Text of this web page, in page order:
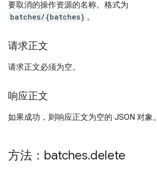
要取消的操作资源的名称。格式为
batches/{batches} 。
请求正文
请求正文必须为空。
响应正文
如果成功，则响应正文为空的 JSON 对象。
方法：batches.delete